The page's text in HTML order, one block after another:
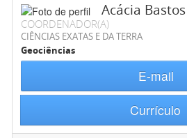
Acácia
COORDENADOR(A)
CIÊNCIAS EXATAS E DA TERRA
Geociências
E-mail
Currículo